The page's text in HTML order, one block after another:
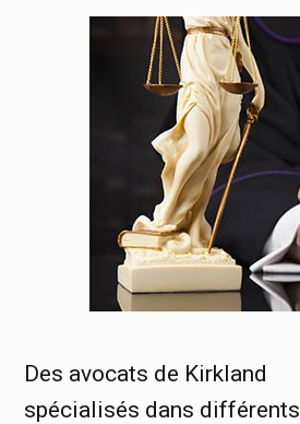
Des avocats de Kirkland
spécialisés dans différents